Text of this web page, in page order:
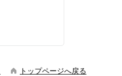
トップページへ戻る